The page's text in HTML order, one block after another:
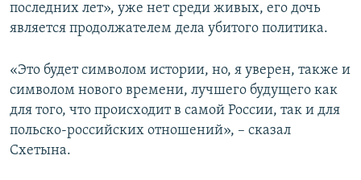
последних лет», уже нет среди живых, его дочь
является продолжателем дела убитого политика.
«Это будет символом истории, но, я уверен, также и
символом нового времени, лучшего будущего как
для того, что происходит в самой России, так и для
польско-российских отношений», – сказал
Схетына.